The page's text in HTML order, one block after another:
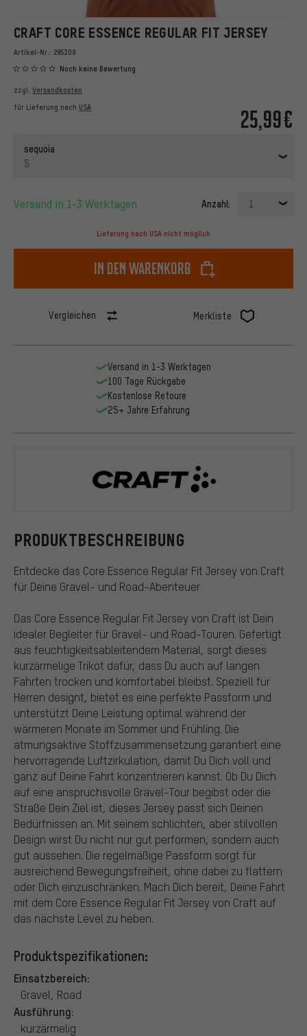
CRAFT CORE ESSENCE REGULAR FIT JERSEY
Artikel-Nr.: 295309
Noch keine Bewertung
25,99€
zzgl. Versandkosten
für Lieferung nach USA
sequoia
S
Versand in 1-3 Werktagen Anzahl: 1
Lieferung nach USA nicht möglich
In den Warenkorb
Vergleichen Merkliste
PRODUKTBESCHREIBUNG
Entdecke das Core Essence Regular Fit Jersey von Craft
für Deine Gravel- und Road-Abenteuer
Das Core Essence Regular Fit Jersey von Craft ist Dein
idealer Begleiter für Gravel- und Road-Touren. Gefertigt
aus feuchtigkeitsableitendem Material, sorgt dieses
kurzärmelige Trikot dafür, dass Du auch auf langen
Fahrten trocken und komfortabel bleibst. Speziell für
Herren designt, bietet es eine perfekte Passform und
unterstützt Deine Leistung optimal während der
wärmeren Monate im Sommer und Frühling. Die
atmungsaktive Stoffzusammensetzung garantiert eine
hervorragende Luftzirkulation, damit Du Dich voll und
ganz auf Deine Fahrt konzentrieren kannst. Ob Du Dich
auf eine anspruchsvolle Gravel-Tour begibst oder die
Straße Dein Ziel ist, dieses Jersey passt sich Deinen
Bedürfnissen an. Mit seinem schlichten, aber stilvollen
Design wirst Du nicht nur gut performen, sondern auch
gut aussehen. Die regelmäßige Passform sorgt für
ausreichend Bewegungsfreiheit, ohne dabei zu flattern
oder Dich einzuschränken. Mach Dich bereit, Deine Fahrt
mit dem Core Essence Regular Fit Jersey von Craft auf
das nächste Level zu heben.
Produktspezifikationen:
Einsatzbereich:
Gravel, Road
Ausführung:
kurzärmelig
Versand in 1-3 Werktagen
100 Tage Rückgabe
Kostenlose Retoure
25+ Jahre Erfahrung
Craft